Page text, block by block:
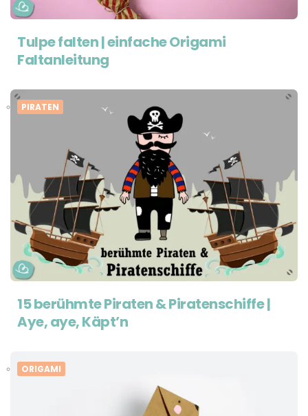
Tulpe falten | einfache Origami
Faltanleitung
PIRATEN
15 berühmte Piraten & Piratenschiffe |
Aye, aye, Käpt’n
ORIGAMI